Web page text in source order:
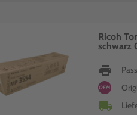
Ricoh
schwarz
print
OEM
local_shipping